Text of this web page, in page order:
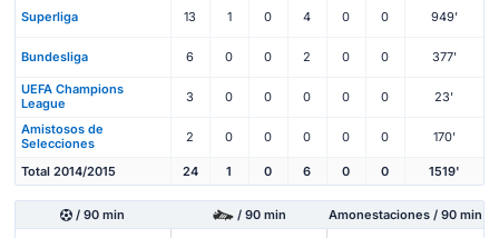
Superliga 13 1 0 4 0 0 949'
Bundesliga 6 0 0 2 0 0 377'
UEFA Champions
League
3 0 0 0 0 0 23'
Amistosos de
Selecciones
2 0 0 0 0 0 170'
Total 2014/2015 24 1 0 6 0 0 1519'
/ 90 min / 90 min Amonestaciones / 90 min